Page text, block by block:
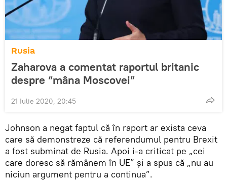
Rusia
Zaharova a comentat raportul britanic
despre “mâna Moscovei”
21 Iulie 2020, 20:45
Johnson a negat faptul că în raport ar exista ceva
care să demonstreze că referendumul pentru Brexit
a fost subminat de Rusia. Apoi i-a criticat pe „cei
care doresc să rămânem în UE” și a spus că „nu au
niciun argument pentru a continua”.